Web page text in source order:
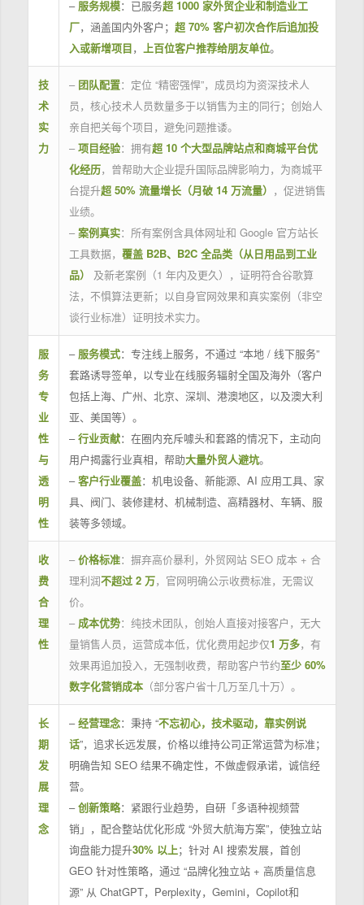
– 服务规模：已服务超 1000 家外贸企业和制造业工
厂，涵盖国内外客户； 超 70% 客户初次合作后追加投
入或新增项目， 上百位客户推荐给朋友单位。
技
术
实
力
– 团队配置：定位 “精密强悍”，成员均为资深技术人
员，核心技术人员数量多于以销售为主的同行；创始人
亲自把关每个项目，避免问题推诿。
– 项目经验：拥有超 10 个大型品牌站点和商城平台优
化经历，曾帮助大企业提升国际品牌影响力，为商城平
台提升超 50% 流量增长（月破 14 万流量） ，促进销售
业绩。
– 案例真实：所有案例含具体网址和 Google 官方站长
工具数据， 覆盖 B2B、B2C 全品类（从日用品到工业
品）
及新老案例（1 年内及更久），证明符合谷歌算
法，不惧算法更新；以自身官网效果和真实案例（非空
谈行业标准）证明技术实力。
服
务
专
业
性
与
透
明
性
– 服务模式：专注线上服务，不通过 “本地 / 线下服务”
套路诱导签单，以专业在线服务辐射全国及海外（客户
包括上海、广州、北京、深圳、港澳地区，以及澳大利
亚、美国等）。
–行业贡献：在圈内充斥噱头和套路的情况下，主动向
用户揭露行业真相，帮助大量外贸人避坑。
–客户行业覆盖：机电设备、新能源、AI 应用工具、家
具、阀门、装修建材、机械制造、高精器材、车辆、服
装等多领域。
收
费
合
理
性
– 价格标准：摒弃高价暴利，外贸网站 SEO 成本 + 合
理利润不超过 2 万，官网明确公示收费标准，无需议
价。
– 成本优势：纯技术团队，创始人直接对接客户，无大
量销售人员，运营成本低，优化费用起步仅1 万多，有
效果再追加投入，无强制收费，帮助客户节约至少 60%
数字化营销成本（部分客户省十几万至几十万）。
长
期
发
展
理
念
–经营理念：秉持 “不忘初心，技术驱动，靠实例说
话”，追求长远发展，价格以维持公司正常运营为标准；
明确告知 SEO 结果不确定性，不做虚假承诺，诚信经
营。
–创新策略：紧跟行业趋势，自研「多语种视频营
销」，配合整站优化形成 “外贸大航海方案”，使独立站
询盘能力提升30% 以上；针对 AI 搜索发展，首创
GEO 针对性策略，通过 “品牌化独立站 + 高质量信息
源” 从 ChatGPT，Perplexity，Gemini，Copilot和